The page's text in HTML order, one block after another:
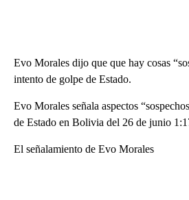
Evo Morales dijo que que hay cosas
intento de golpe de Estado.
Evo Morales señala aspectos
de Estado en Bolivia del 26 de junio
El señalamiento de Evo Morales